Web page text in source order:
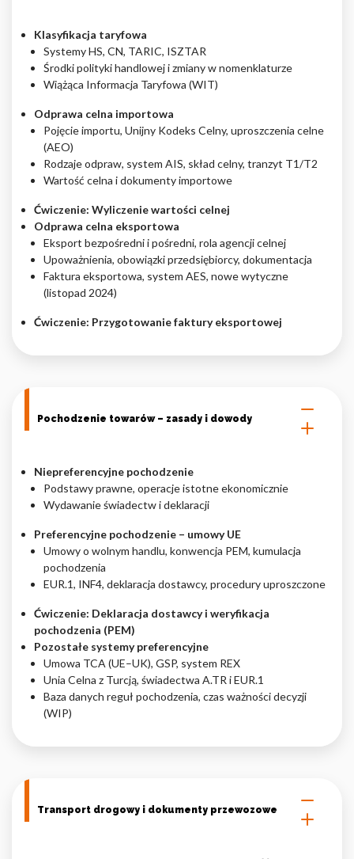
Klasyfikacja taryfowa
Systemy HS, CN, TARIC, ISZTAR
Środki polityki handlowej i zmiany w nomenklaturze
Wiążąca Informacja Taryfowa (WIT)
Odprawa celna importowa
Pojęcie importu, Unijny Kodeks Celny, uproszczenia celne
(AEO)
Rodzaje odpraw, system AIS, skład celny, tranzyt T1/T2
Wartość celna i dokumenty importowe
Ćwiczenie: Wyliczenie wartości celnej
Odprawa celna eksportowa
Eksport bezpośredni i pośredni, rola agencji celnej
Upoważnienia, obowiązki przedsiębiorcy, dokumentacja
Faktura eksportowa, system AES, nowe wytyczne
(listopad 2024)
Ćwiczenie: Przygotowanie faktury eksportowej
Pochodzenie towarów – zasady i dowody
Niepreferencyjne pochodzenie
Podstawy prawne, operacje istotne ekonomicznie
Wydawanie świadectw i deklaracji
Preferencyjne pochodzenie – umowy UE
Umowy o wolnym handlu, konwencja PEM, kumulacja
pochodzenia
EUR.1, INF4, deklaracja dostawcy, procedury uproszczone
Ćwiczenie: Deklaracja dostawcy i weryfikacja
pochodzenia (PEM)
Pozostałe systemy preferencyjne
Umowa TCA (UE–UK), GSP, system REX
Unia Celna z Turcją, świadectwa A.TR i EUR.1
Baza danych reguł pochodzenia, czas ważności decyzji
(WIP)
Transport drogowy i dokumenty przewozowe